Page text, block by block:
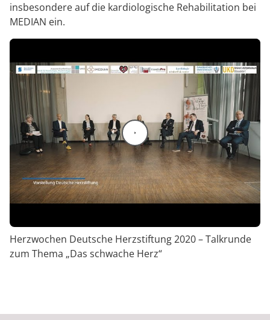
insbesondere auf die kardiologische Rehabilitation bei
MEDIAN ein.
Video abspielen
Herzwochen Deutsche Herzstiftung 2020 – Talkrunde
zum Thema „Das schwache Herz“